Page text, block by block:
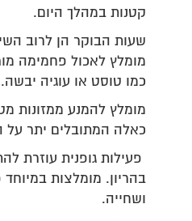
קטנות במהלך היום.
שעות הבוקר הן לרוב
מומלץ לאכול פחמימה
כמו טוסט או עוגיה יבשה.
מומלץ להמנע ממזונות
כאלה המתובלים יתר על
פעילות גופנית עוזרת
בהריון. מומלצות במיוחד
ושחייה.